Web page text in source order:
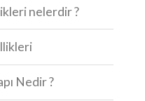
nelerdir ?
Nedir ?